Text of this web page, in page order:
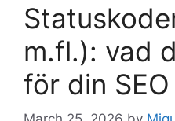
m.fl.): vad
för din SEO